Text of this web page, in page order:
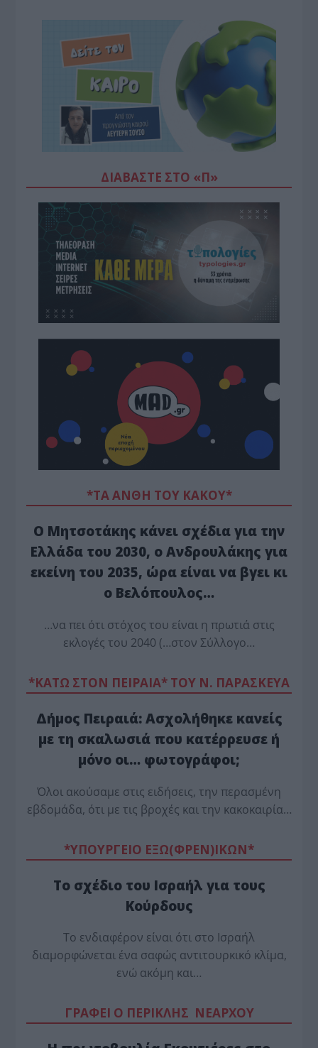
ΔΙΑΒΆΣΤΕ ΣΤΟ «Π»
*ΤΑ ΆΝΘΗ ΤΟΥ ΚΑΚΟΎ*
Ο Μητσοτάκης κάνει σχέδια για την
Ελλάδα του 2030, ο Ανδρουλάκης για
εκείνη του 2035, ώρα είναι να βγει κι
ο Βελόπουλος…
…να πει ότι στόχος του είναι η πρωτιά στις
εκλογές του 2040 (…στον Σύλλογο…
*ΚΑΤΩ ΣΤΟΝ ΠΕΙΡΑΙΑ* ΤΟΥ Ν. ΠΑΡΑΣΚΕΥΑ
Δήμος Πειραιά: Ασχολήθηκε κανείς
με τη σκαλωσιά που κατέρρευσε ή
μόνο οι… φωτογράφοι;
Όλοι ακούσαμε στις ειδήσεις, την περασμένη
εβδομάδα, ότι με τις βροχές και την κακοκαιρία…
*ΥΠΟΥΡΓΕΙΟ ΕΞΩ(ΦΡΕΝ)ΙΚΩΝ*
Το σχέδιο του Ισραήλ για τους
Κούρδους
Το ενδιαφέρον είναι ότι στο Ισραήλ
διαμορφώνεται ένα σαφώς αντιτουρκικό κλίμα,
ενώ ακόμη και…
ΓΡΑΦΕΙ Ο ΠΕΡΙΚΛΗΣ ΝΕΑΡΧΟΥ